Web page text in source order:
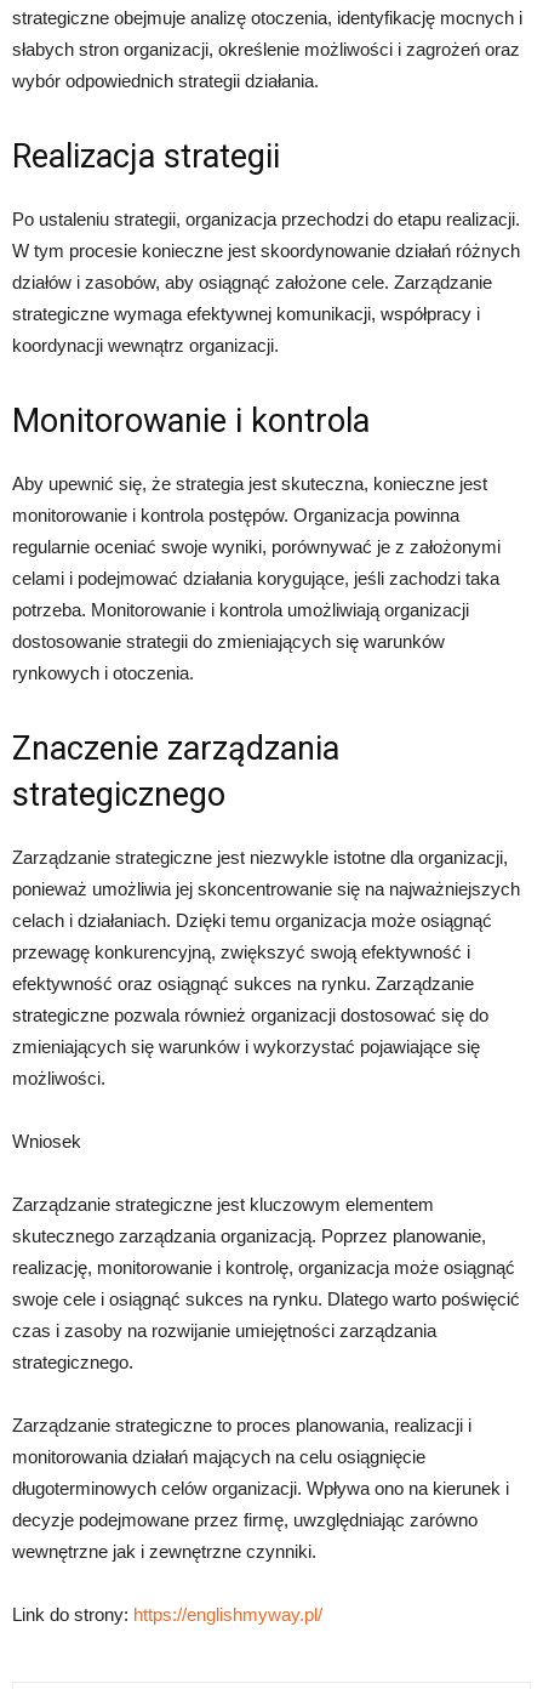
strategiczne obejmuje analizę otoczenia, identyfikację mocnych i
słabych stron organizacji, określenie możliwości i zagrożeń oraz
wybór odpowiednich strategii działania.
Realizacja strategii
Po ustaleniu strategii, organizacja przechodzi do etapu realizacji.
W tym procesie konieczne jest skoordynowanie działań różnych
działów i zasobów, aby osiągnąć założone cele. Zarządzanie
strategiczne wymaga efektywnej komunikacji, współpracy i
koordynacji wewnątrz organizacji.
Monitorowanie i kontrola
Aby upewnić się, że strategia jest skuteczna, konieczne jest
monitorowanie i kontrola postępów. Organizacja powinna
regularnie oceniać swoje wyniki, porównywać je z założonymi
celami i podejmować działania korygujące, jeśli zachodzi taka
potrzeba. Monitorowanie i kontrola umożliwiają organizacji
dostosowanie strategii do zmieniających się warunków
rynkowych i otoczenia.
Znaczenie zarządzania
strategicznego
Zarządzanie strategiczne jest niezwykle istotne dla organizacji,
ponieważ umożliwia jej skoncentrowanie się na najważniejszych
celach i działaniach. Dzięki temu organizacja może osiągnąć
przewagę konkurencyjną, zwiększyć swoją efektywność i
efektywność oraz osiągnąć sukces na rynku. Zarządzanie
strategiczne pozwala również organizacji dostosować się do
zmieniających się warunków i wykorzystać pojawiające się
możliwości.
Wniosek
Zarządzanie strategiczne jest kluczowym elementem
skutecznego zarządzania organizacją. Poprzez planowanie,
realizację, monitorowanie i kontrolę, organizacja może osiągnąć
swoje cele i osiągnąć sukces na rynku. Dlatego warto poświęcić
czas i zasoby na rozwijanie umiejętności zarządzania
strategicznego.
Zarządzanie strategiczne to proces planowania, realizacji i
monitorowania działań mających na celu osiągnięcie
długoterminowych celów organizacji. Wpływa ono na kierunek i
decyzje podejmowane przez firmę, uwzględniając zarówno
wewnętrzne jak i zewnętrzne czynniki.
Link do strony: https://englishmyway.pl/